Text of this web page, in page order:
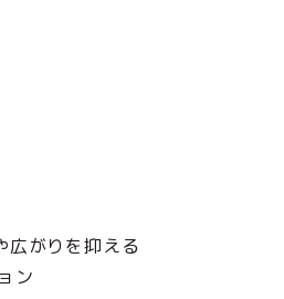
広がりを抑える
ン